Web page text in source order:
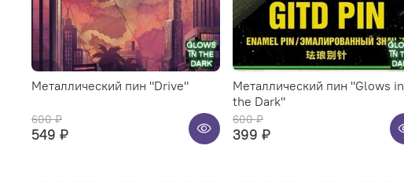
Металлический пин "Drive"
600 ₽
549 ₽
Металлический пин "Glows in
the Dark"
600 ₽
399 ₽